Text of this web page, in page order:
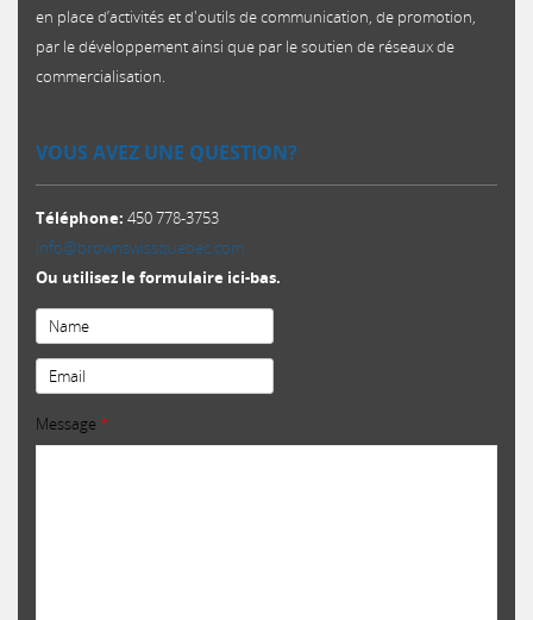
en place d’activités et d'outils de communication, de promotion,
par le développement ainsi que par le soutien de réseaux de
commercialisation.​
VOUS AVEZ UNE QUESTION?
Téléphone: 450 778-3753
info@brownswissquebec.com
Ou utilisez le formulaire ici-bas.
Email*
Message*